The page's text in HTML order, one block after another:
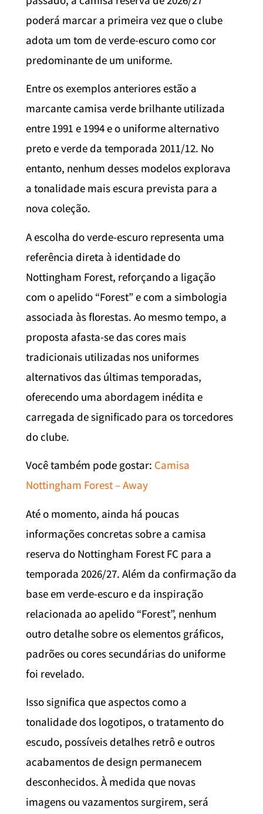
poderá marcar a primeira vez que o clube
adota um tom de verde-escuro como cor
predominante de um uniforme.
Entre os exemplos anteriores estão a
marcante camisa verde brilhante utilizada
entre 1991 e 1994 e o uniforme alternativo
preto e verde da temporada 2011/12. No
entanto, nenhum desses modelos explorava
a tonalidade mais escura prevista para a
nova coleção.
A escolha do verde-escuro representa uma
referência direta à identidade do
Nottingham Forest, reforçando a ligação
com o apelido “Forest” e com a simbologia
associada às florestas. Ao mesmo tempo, a
proposta afasta-se das cores mais
tradicionais utilizadas nos uniformes
alternativos das últimas temporadas,
oferecendo uma abordagem inédita e
carregada de significado para os torcedores
do clube.
Você também pode gostar: Camisa
Nottingham Forest – Away
Até o momento, ainda há poucas
informações concretas sobre a camisa
reserva do Nottingham Forest FC para a
temporada 2026/27. Além da confirmação da
base em verde-escuro e da inspiração
relacionada ao apelido “Forest”, nenhum
outro detalhe sobre os elementos gráficos,
padrões ou cores secundárias do uniforme
foi revelado.
Isso significa que aspectos como a
tonalidade dos logotipos, o tratamento do
escudo, possíveis detalhes retrô e outros
acabamentos de design permanecem
desconhecidos. À medida que novas
imagens ou vazamentos surgirem, será